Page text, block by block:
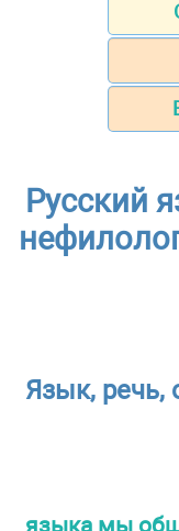
Русский
Язык, речь,
языка мы